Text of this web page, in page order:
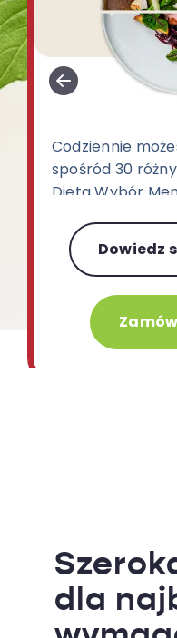
Codziennie
spośród 30
Dieta Wybór
naszej ofercie.
Dowiedz
dla